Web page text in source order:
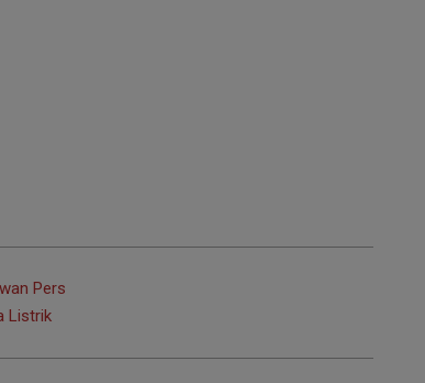
Pers
Listrik